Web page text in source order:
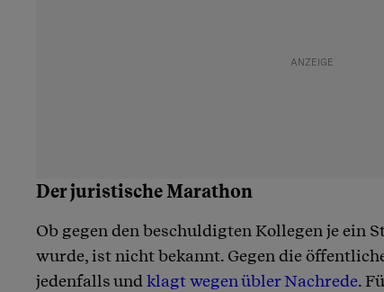
Der juristische Marathon
Ob gegen den beschuldigten Kollegen je ein
wurde, ist nicht bekannt. Gegen die
jedenfalls und klagt wegen übler Nachrede.